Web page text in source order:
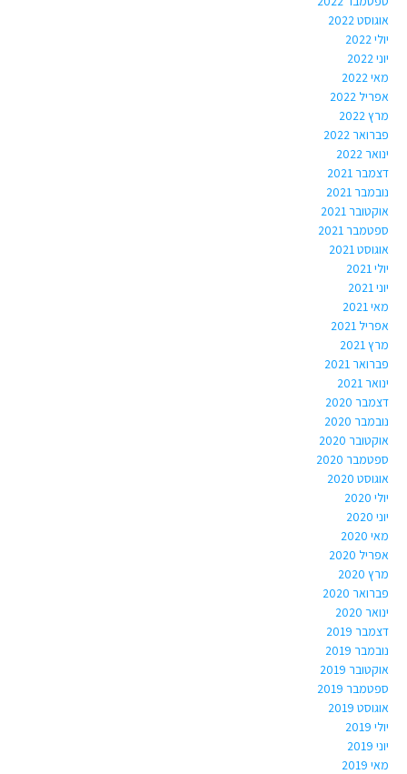
אוגוסט 2022
יולי 2022
יוני 2022
מאי 2022
אפריל 2022
מרץ 2022
פברואר 2022
ינואר 2022
דצמבר 2021
נובמבר 2021
אוקטובר 2021
ספטמבר 2021
אוגוסט 2021
יולי 2021
יוני 2021
מאי 2021
אפריל 2021
מרץ 2021
פברואר 2021
ינואר 2021
דצמבר 2020
נובמבר 2020
אוקטובר 2020
ספטמבר 2020
אוגוסט 2020
יולי 2020
יוני 2020
מאי 2020
אפריל 2020
מרץ 2020
פברואר 2020
ינואר 2020
דצמבר 2019
נובמבר 2019
אוקטובר 2019
ספטמבר 2019
אוגוסט 2019
יולי 2019
יוני 2019
מאי 2019